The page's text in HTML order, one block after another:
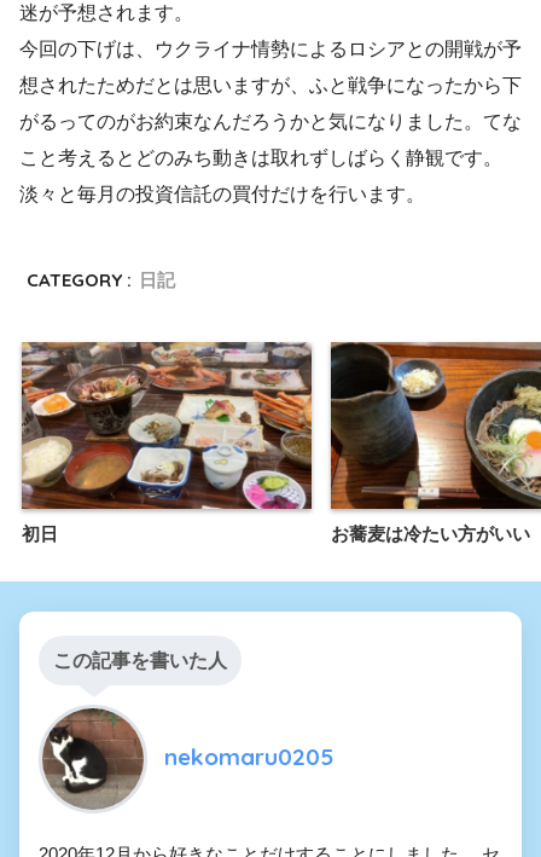
迷が予想されます。
今回の下げは、ウクライナ情勢によるロシアとの開戦が予
想されたためだとは思いますが、ふと戦争になったから下
がるってのがお約束なんだろうかと気になりました。てな
こと考えるとどのみち動きは取れずしばらく静観です。
淡々と毎月の投資信託の買付だけを行います。
CATEGORY : 日記
初日 お蕎麦は冷たい方がいい
この記事を書いた人
nekomaru0205